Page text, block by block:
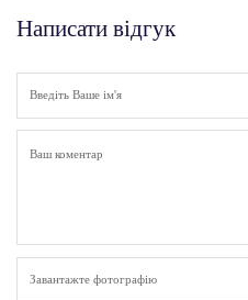
Написати відгук
Завантажте фотографію